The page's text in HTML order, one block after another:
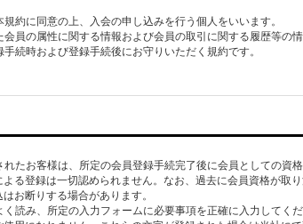
約に同意の上、入会の申し込みを行う個人をいいます。
員の属性に関する情報および会員の取引に関する履歴等の情
続時および登録手続後にお守りいただく規約です。
たお客様は、所定の会員登録手続完了後に会員としての資
る登録は一切認められません。なお、過去に会員資格が取
お断りする場合があります。
読み、所定の入力フォームに必要事項を正確に入力してく